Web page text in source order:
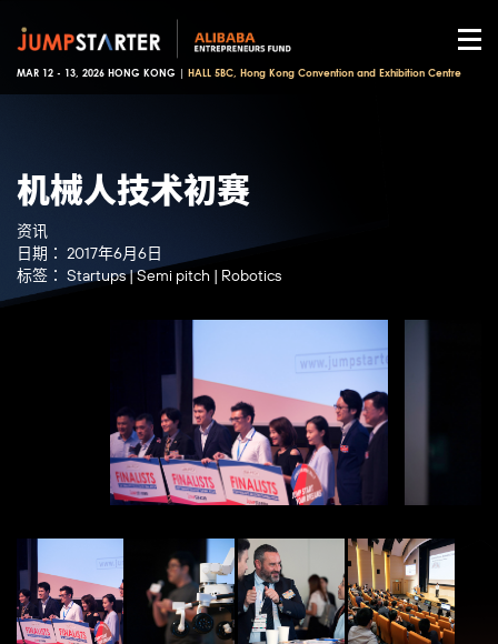
MAR 12 - 13, 2026 HONG KONG | HALL 5BC, Hong Kong Convention and Exhibition Centre
机械人技术初赛
资讯
日期： 2017年6月6日
标签： Startups|Semi pitch | Robotics